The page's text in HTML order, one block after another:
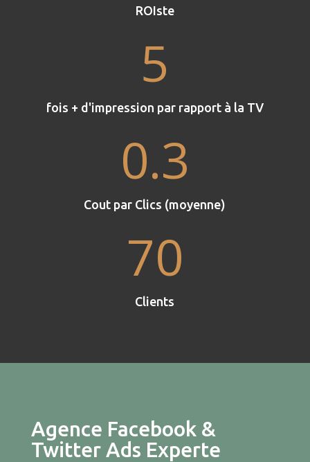
ROIste
5
fois + d'impression par rapport à la TV
0.3
Cout par Clics (moyenne)
70
Clients
Agence Facebook &
Twitter Ads Experte